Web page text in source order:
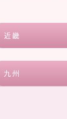
近畿
九州